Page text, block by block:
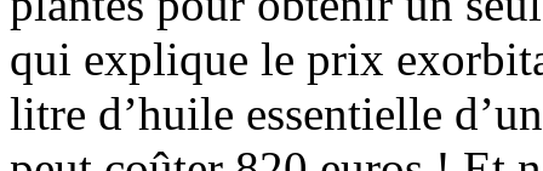
qui explique le prix
litre d’huile essentielle